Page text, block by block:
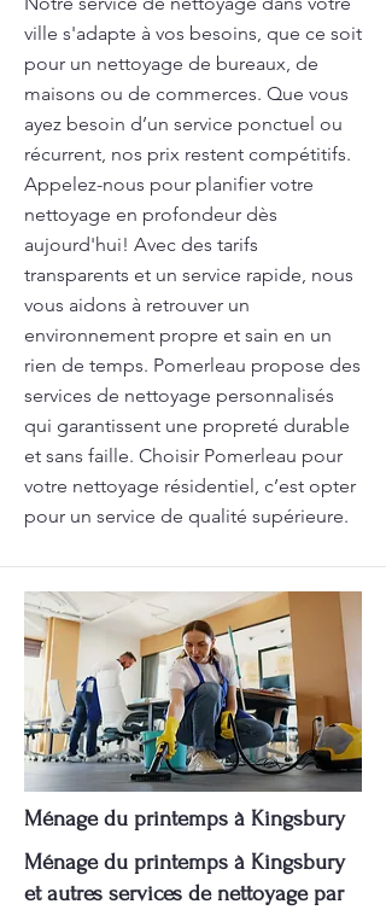
ville s'adapte à vos besoins, que ce soit
pour un nettoyage de bureaux, de
maisons ou de commerces. Que vous
ayez besoin d’un service ponctuel ou
récurrent, nos prix restent compétitifs.
Appelez-nous pour planifier votre
nettoyage en profondeur dès
aujourd'hui! Avec des tarifs
transparents et un service rapide, nous
vous aidons à retrouver un
environnement propre et sain en un
rien de temps. Pomerleau propose des
services de nettoyage personnalisés
qui garantissent une propreté durable
et sans faille. Choisir Pomerleau pour
votre nettoyage résidentiel, c’est opter
pour un service de qualité supérieure.
Ménage du printemps à Kingsbury
Ménage du printemps à Kingsbury
et autres services de nettoyage par